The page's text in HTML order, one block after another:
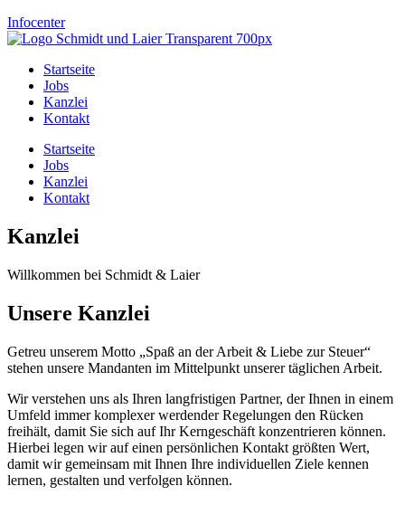
Infocenter
Startseite
Jobs
Kanzlei
Kontakt
Startseite
Jobs
Kanzlei
Kontakt
Kanzlei
Willkommen bei Schmidt & Laier
Unsere Kanzlei
Getreu unserem Motto „Spaß an der Arbeit & Liebe zur Steuer“
stehen unsere Mandanten im Mittelpunkt unserer täglichen Arbeit.
Wir verstehen uns als Ihren langfristigen Partner, der Ihnen in einem
Umfeld immer komplexer werdender Regelungen den Rücken
freihält, damit Sie sich auf Ihr Kerngeschäft konzentrieren können.
Hierbei legen wir auf einen persönlichen Kontakt größten Wert,
damit wir gemeinsam mit Ihnen Ihre individuellen Ziele kennen
lernen, gestalten und verfolgen können.